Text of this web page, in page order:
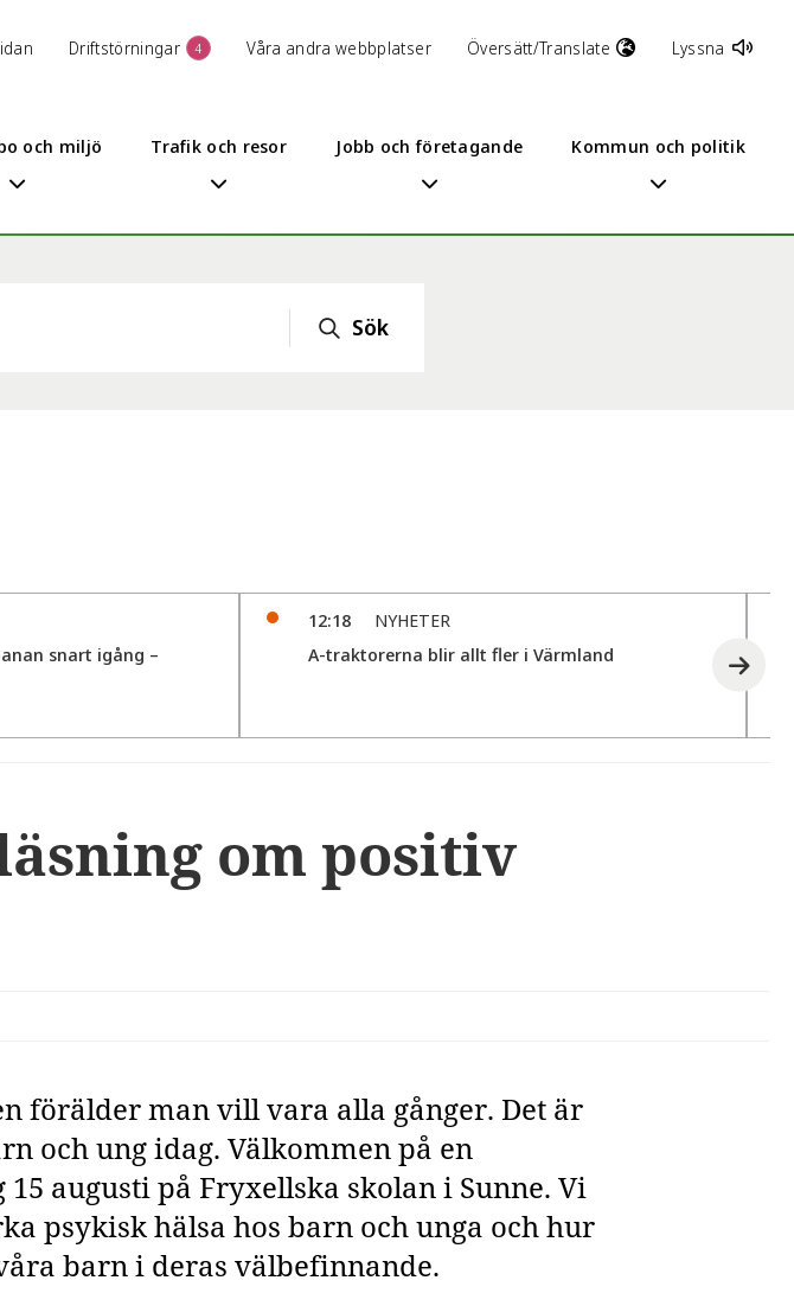
Driftstörningar 4 Våra andra webbplatser Översätt/Translate Lyssna
och miljö Trafik och resor Jobb och företagande Kommun och politik
Sök
snart igång –
12:18
NYHETER
A-traktorerna blir allt fler i Värmland
om positiv
förälder man vill vara alla gånger. Det är
och ung idag. Välkommen på en
augusti på Fryxellska skolan i Sunne. Vi
psykisk hälsa hos barn och unga och hur
barn i deras välbefinnande.